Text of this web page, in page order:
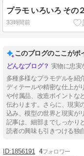
プラモ いろいろ その
33時間前
このブログのここがポ
実物に忠実
多種多様なプラモデルを紹
ディテールや精密な仕上が
や付属品、改造ポイントな
伝わります。さらに、現実
込み、模型の世界と現実が
記事は、細部までしっかり
読者の興味も引きつける独
1856191 4